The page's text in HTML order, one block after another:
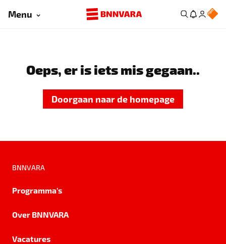
Menu
Oeps, er is iets mis gegaan..
Doorgaan naar de homepage
BNNVARA
Programma's
Over BNNVARA
Vacatures